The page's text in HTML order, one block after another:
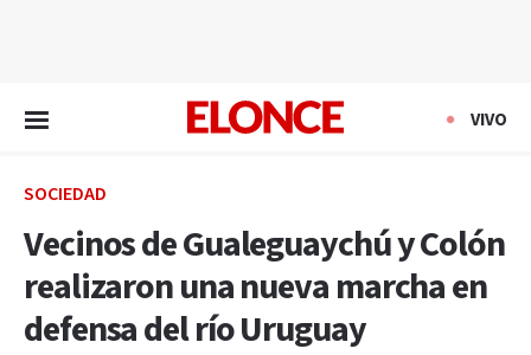
VIVO
SOCIEDAD
Vecinos de Gualeguaychú y Colón
realizaron una nueva marcha en
defensa del río Uruguay